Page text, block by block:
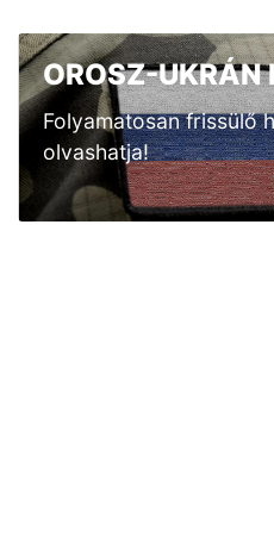
OROSZ-UKRÁN
Folyamatosan frissülő
olvashatja!